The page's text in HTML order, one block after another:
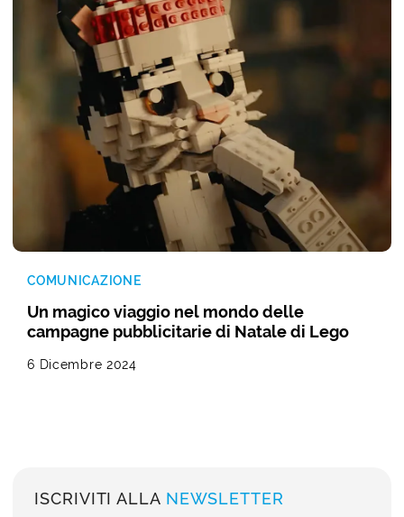
COMUNICAZIONE
Un magico viaggio nel mondo delle
campagne pubblicitarie di Natale di Lego
6 Dicembre 2024
ISCRIVITI ALLA NEWSLETTER